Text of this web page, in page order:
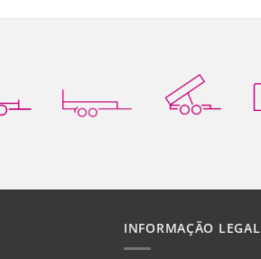
INFORMAÇÃO LEGAL